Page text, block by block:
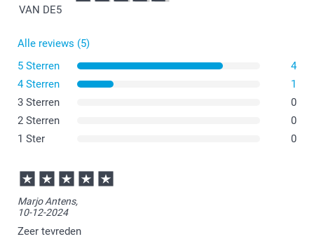
VAN DE5
Alle reviews (5)
5 Sterren
4
4 Sterren
1
3 Sterren
0
2 Sterren
0
1 Ster
0
Marjo Antens,
10-12-2024
Zeer tevreden